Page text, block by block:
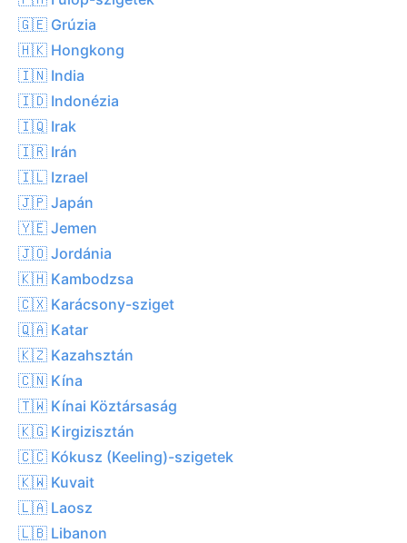
🇬🇪 Grúzia
🇭🇰 Hongkong
🇮🇳 India
🇮🇩 Indonézia
🇮🇶 Irak
🇮🇷 Irán
🇮🇱 Izrael
🇯🇵 Japán
🇾🇪 Jemen
🇯🇴 Jordánia
🇰🇭 Kambodzsa
🇨🇽 Karácsony-sziget
🇶🇦 Katar
🇰🇿 Kazahsztán
🇨🇳 Kína
🇹🇼 Kínai Köztársaság
🇰🇬 Kirgizisztán
🇨🇨 Kókusz (Keeling)-szigetek
🇰🇼 Kuvait
🇱🇦 Laosz
🇱🇧 Libanon